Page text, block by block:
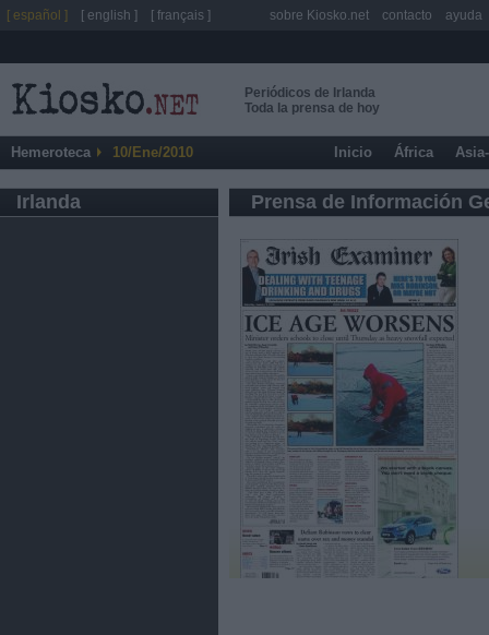
Periódicos de Irlanda
Toda la prensa de hoy
Hemeroteca 10/Ene/2010 Inicio África
Irlanda Prensa de Información
[ español ] [ english ] [ français ] sobre Kiosko.net contacto ayuda